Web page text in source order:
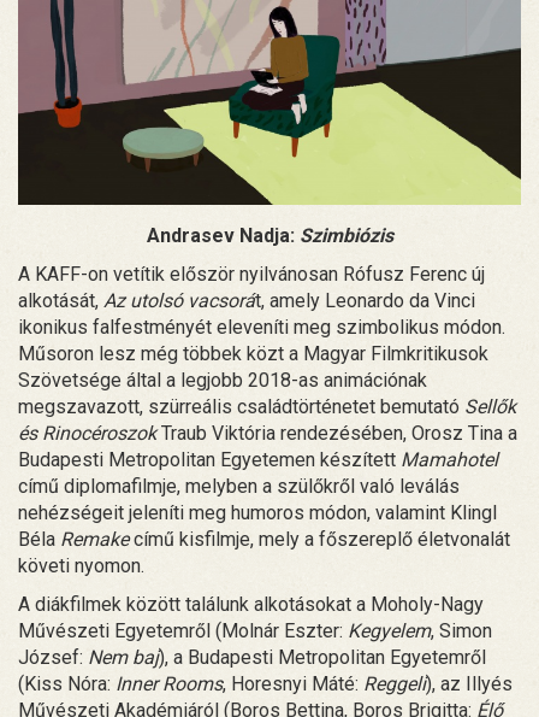
Andrasev Nadja:Szimbiózis
A KAFF-on vetítik először nyilvánosan Rófusz Ferenc új
alkotását, Az utolsó vacsorát, amely Leonardo da Vinci
ikonikus falfestményét eleveníti meg szimbolikus módon.
Műsoron lesz még többek közt a Magyar Filmkritikusok
Szövetsége által a legjobb 2018-as animációnak
megszavazott, szürreális családtörténetet bemutató Sellők
és RinocéroszokTraub Viktória rendezésében, Orosz Tina a
Budapesti Metropolitan Egyetemen készített Mamahotel
című diplomafilmje, melyben a szülőkről való leválás
nehézségeit jeleníti meg humoros módon, valamint Klingl
Béla Remakecímű kisfilmje, mely a főszereplő életvonalát
követi nyomon.
A diákfilmek között találunk alkotásokat a Moholy-Nagy
Művészeti Egyetemről (Molnár Eszter: Kegyelem, Simon
József: Nem baj), a Budapesti Metropolitan Egyetemről
(Kiss Nóra: Inner Rooms, Horesnyi Máté: Reggeli), az Illyés
Művészeti Akadémiáról (Boros Bettina, Boros Brigitta: Élő